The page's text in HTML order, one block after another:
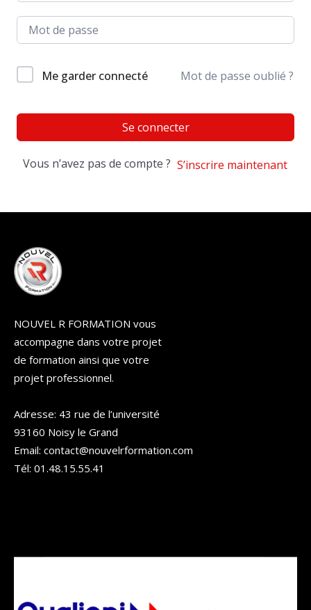
Me garder connecté Mot de passe oublié ?
Se connecter
Vous n’avez pas de compte ? S’inscrire maintenant
NOUVEL R FORMATION vous
accompagne dans votre projet
de formation ainsi que votre
projet professionnel.
Adresse: 43 rue de l’université
93160 Noisy le Grand
Email: contact@nouvelrformation.com
Tél: 01.48.15.55.41